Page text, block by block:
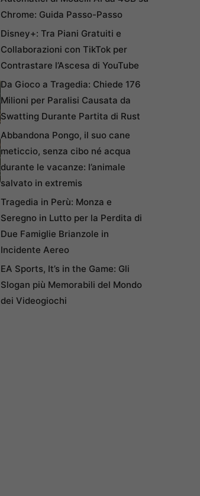
Chrome: Guida Passo-Passo
Disney+: Tra Piani Gratuiti e
Collaborazioni con TikTok per
Contrastare l’Ascesa di YouTube
Da Gioco a Tragedia: Chiede 176
Milioni per Paralisi Causata da
Swatting Durante Partita di Rust
Abbandona Pongo, il suo cane
meticcio, senza cibo né acqua
durante le vacanze: l’animale
salvato in extremis
Tragedia in Perù: Monza e
Seregno in Lutto per la Perdita di
Due Famiglie Brianzole in
Incidente Aereo
EA Sports, It’s in the Game: Gli
Slogan più Memorabili del Mondo
dei Videogiochi